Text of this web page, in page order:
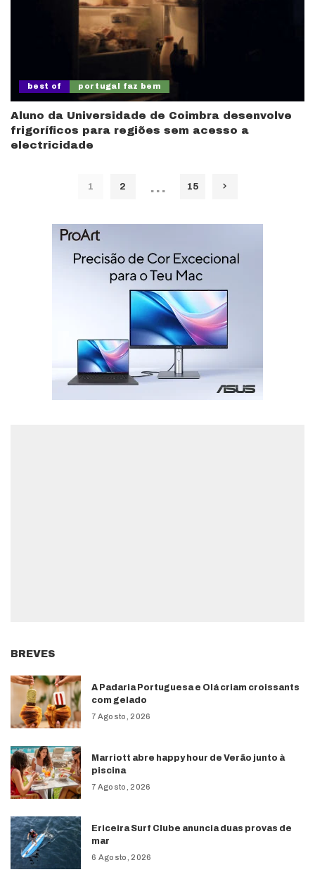
best of portugal faz bem
Aluno da Universidade de Coimbra desenvolve
frigoríficos para regiões sem acesso a
electricidade
1 2 … 15
BREVES
A Padaria Portuguesa e Olá criam croissants
com gelado
7 Agosto, 2026
Marriott abre happy hour de Verão junto à
piscina
7 Agosto, 2026
Ericeira Surf Clube anuncia duas provas de
mar
6 Agosto, 2026